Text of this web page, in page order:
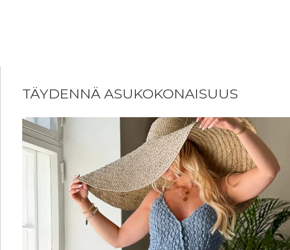
TÄYDENNÄ ASUKOKONAISUUS